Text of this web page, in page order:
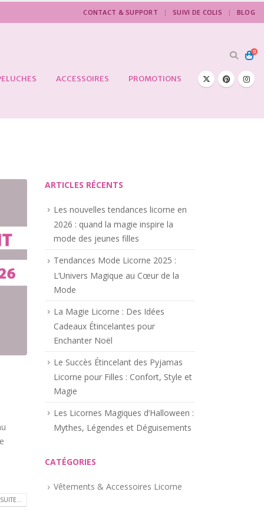
CONTACT & SUPPORT SUIVI DE COLIS BLOG
0
ACCESSOIRES PROMOTIONS
ARTICLES RÉCENTS
Les nouvelles tendances licorne en
2026 : quand la magie inspire la
mode des jeunes filles
Tendances Mode Licorne 2025 :
L’Univers Magique au Cœur de la
Mode
La Magie Licorne : Des Idées
Cadeaux Étincelantes pour
Enchanter Noël
Le Succès Étincelant des Pyjamas
Licorne pour Filles : Confort, Style et
Magie
Les Licornes Magiques d’Halloween :
Mythes, Légendes et Déguisements
CATÉGORIES
Vêtements & Accessoires Licorne